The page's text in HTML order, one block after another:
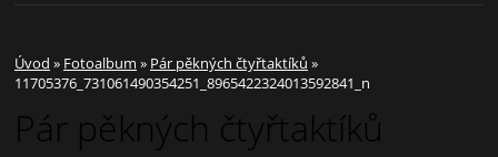
Úvod » Fotoalbum » Pár pěkných čtyřtaktíků »
11705376_731061490354251_8965422324013592841_n
Pár pěkných čtyřtaktíků